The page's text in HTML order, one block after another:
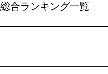
総合ランキング一覧